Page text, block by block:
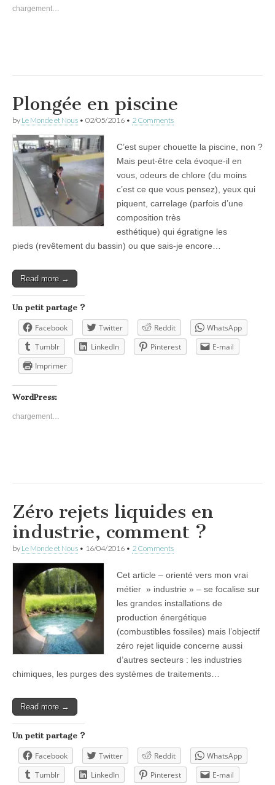
chargement…
Plongée en piscine
by Le Monde et Nous • 02/05/2016 • 2 Comments
C’est super chouette la piscine, non ?
Mais peut-être cela évoque-il en
vous, odeurs de chlore (du moins
c’est ce que vous pensez), yeux qui
piquent, carrelage (parfois d’une
composition très
esthétique) qui égratigne les
pieds (revêtement du bassin) ou que sais-je encore…
Read more →
Un petit partage ?
Facebook Twitter Reddit
WhatsApp
Tumblr
LinkedIn Pinterest
E-mail
Imprimer
WordPress:
chargement…
Zéro rejets liquides en
industrie, comment ?
by Le Monde et Nous • 16/04/2016 • 2 Comments
Cet article – orienté vers mon vrai
métier » industrie » – se focalise sur
les grandes installations de
production énergétique
(combustibles fossiles) mais l’objectif
zéro rejet liquide concerne aussi
d’autres secteurs : les industries
chimiques, les purges des systèmes de traitements…
Read more →
Un petit partage ?
Facebook Twitter Reddit
WhatsApp
Tumblr
LinkedIn Pinterest E-mail